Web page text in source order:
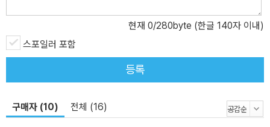
현재 0/280byte (한글 140자 이내)
스포일러 포함
등록
구매자 (10) 전체 (16)